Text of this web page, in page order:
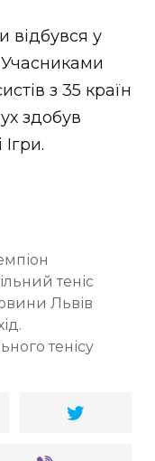
відбувся у
з 35 країн
здобув
теніс
Львів
тенісу